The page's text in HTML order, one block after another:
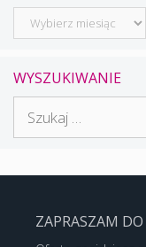
Archiwum
WYSZUKIWANIE
ZAPRASZAM